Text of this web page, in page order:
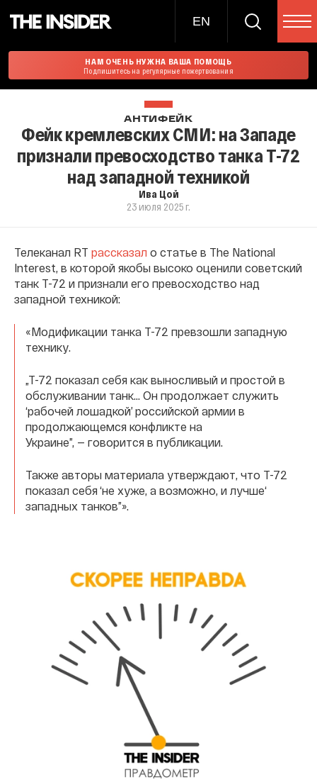
EN
НАМ ОЧЕНЬ НУЖНА ВАША ПОМОЩЬ
Подпишитесь на регулярные пожертвования
АНТИФЕЙК
Фейк кремлевских СМИ: на Западе
признали превосходство танка Т-72
над западной техникой
Ива Цой
23 июля 2025 г.
Телеканал RT рассказал о статье в The National
Interest, в которой якобы высоко оценили советский
танк Т-72 и признали его превосходство над
западной техникой:
«Модификации танка Т-72 превзошли западную
технику.
„Т-72 показал себя как выносливый и простой в
обслуживании танк… Он продолжает служить
‘рабочей лошадкой’ российской армии в
продолжающемся конфликте на
Украине”, — говорится в публикации.
Также авторы материала утверждают, что Т-72
показал себя ‘не хуже, а возможно, и лучше‘
западных танков”».